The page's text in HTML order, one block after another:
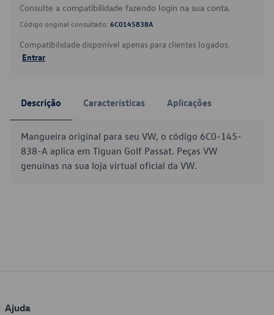
Consulte a compatibilidade fazendo login na sua conta.
Código original consultado: 6C0145838A
Compatibilidade disponível apenas para clientes logados.
Entrar
Descrição Características Aplicações
Mangueira original para seu VW, o código 6C0-145-
838-A aplica em Tiguan Golf Passat. Peças VW
genuínas na sua loja virtual oficial da VW.
Ajuda